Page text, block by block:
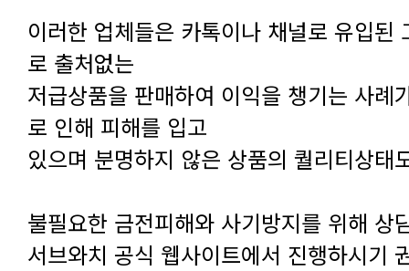
로 출처없는
로 인해 피해를 입고
있으며 분명하지 않은 상품의 퀄리티상태
불필요한 금전피해와 사기방지를 위해 상
서브와치 공식 웹사이트에서 진행하시기